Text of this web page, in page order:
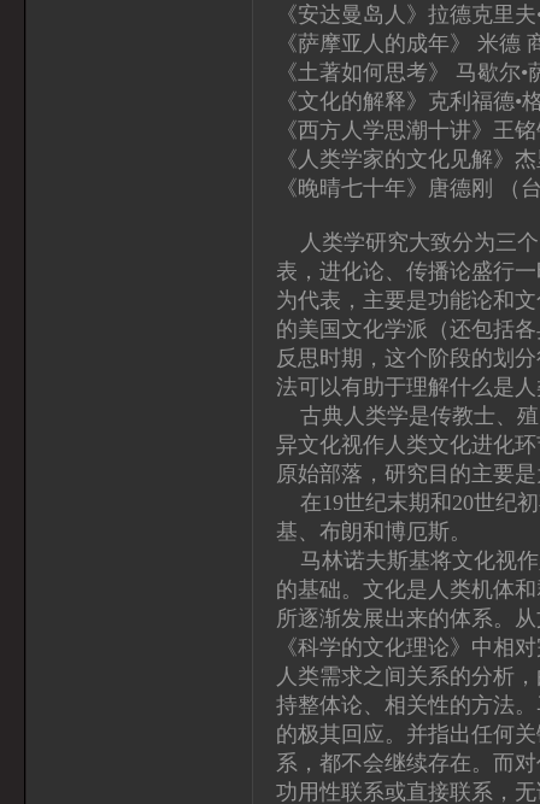
《安达曼岛人》拉德克里
《萨摩亚人的成年》 米德
《土著如何思考》 马歇尔
《文化的解释》克利福德•
《西方人学思潮十讲》王
《人类学家的文化见解》
《晚晴七十年》唐德刚 （
人类学研究大致分为三个
表，进化论、传播论盛行
为代表，主要是功能论和
的美国文化学派（还包括
反思时期，这个阶段的划
法可以有助于理解什么是
古典人类学是传教士、殖
异文化视作人类文化进化
原始部落，研究目的主要
在19世纪末期和20世纪
基、布朗和博厄斯。
马林诺夫斯基将文化视作
的基础。文化是人类机体
所逐渐发展出来的体系。
《科学的文化理论》中相
人类需求之间关系的分析
持整体论、相关性的方法
的极其回应。并指出任何
系，都不会继续存在。而
功用性联系或直接联系，